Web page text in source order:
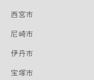
西宮市
尼崎市
伊丹市
宝塚市